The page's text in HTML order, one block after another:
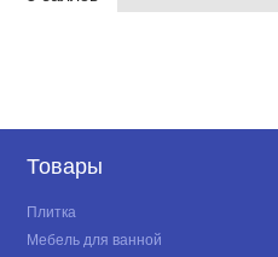
Товары
Плитка
Мебель для ванной